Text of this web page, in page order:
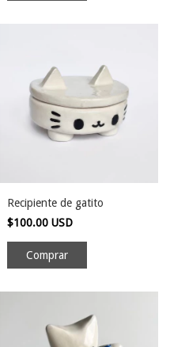
Recipiente de gatito
$100.00 USD